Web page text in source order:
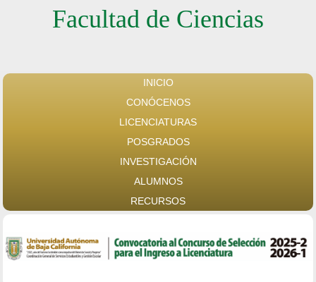
Facultad de Ciencias
INICIO
CONÓCENOS
LICENCIATURAS
POSGRADOS
INVESTIGACIÓN
ALUMNOS
RECURSOS